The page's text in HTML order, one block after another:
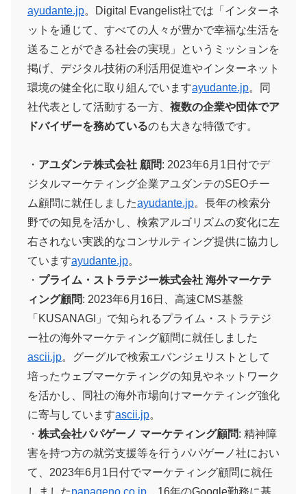
ayudante.jp。Digital Evangelist社では「インターネ
ットを通じて、すべての人々が豊かで幸福な生活を
送ることができる社会の実現」というミッションを
掲げ、デジタル技術の利活用促進やインターネット
環境の健全化に取り組んでいます​ayudante.jp。同
社代表として活動する一方、 複数の企業や団体でア
ドバイザーを務めているのも大きな特徴です。
・ アユダンテ株式会社 顧問: 2023年6月1日付でデ
ジタルマーケティング企業アユダンテのSEOチー
ム顧問に就任しました​ayudante.jp。長年の検索分
野での知見を活かし、検索アルゴリズムの変化に左
右されない実践的なコンサルティング提供に協力し
ています​ayudante.jp。
・ プライム・ストラテジー株式会社 海外マーケテ
ィング顧問: 2023年6月16日、高速CMS基盤
「KUSANAGI」で知られるプライム・ストラテジ
ー社の海外マーケティング顧問に就任しました​
ascii.jp。グーグルで検索エバンジェリストとして
培ったウェブマーケティングの知見やネットワーク
を活かし、同社の海外市場向けマーケティング強化
に寄与しています​ascii.jp。
・ 株式会社パパゲーノ マーケティング顧問: 精神障
害を持つ方の就労支援等を行うパパゲーノ社におい
て、2023年6月1日付でマーケティング顧問に就任